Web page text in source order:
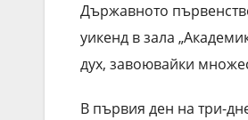
Държавното
уикенд в зала
дух, завоювайки
В първия ден на три-